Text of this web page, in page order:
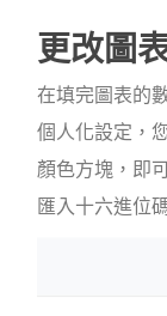
更改圖
在填完圖表的
個人化設定，
顏色方塊，即
匯入十六進位